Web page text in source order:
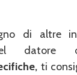
di altre
ti